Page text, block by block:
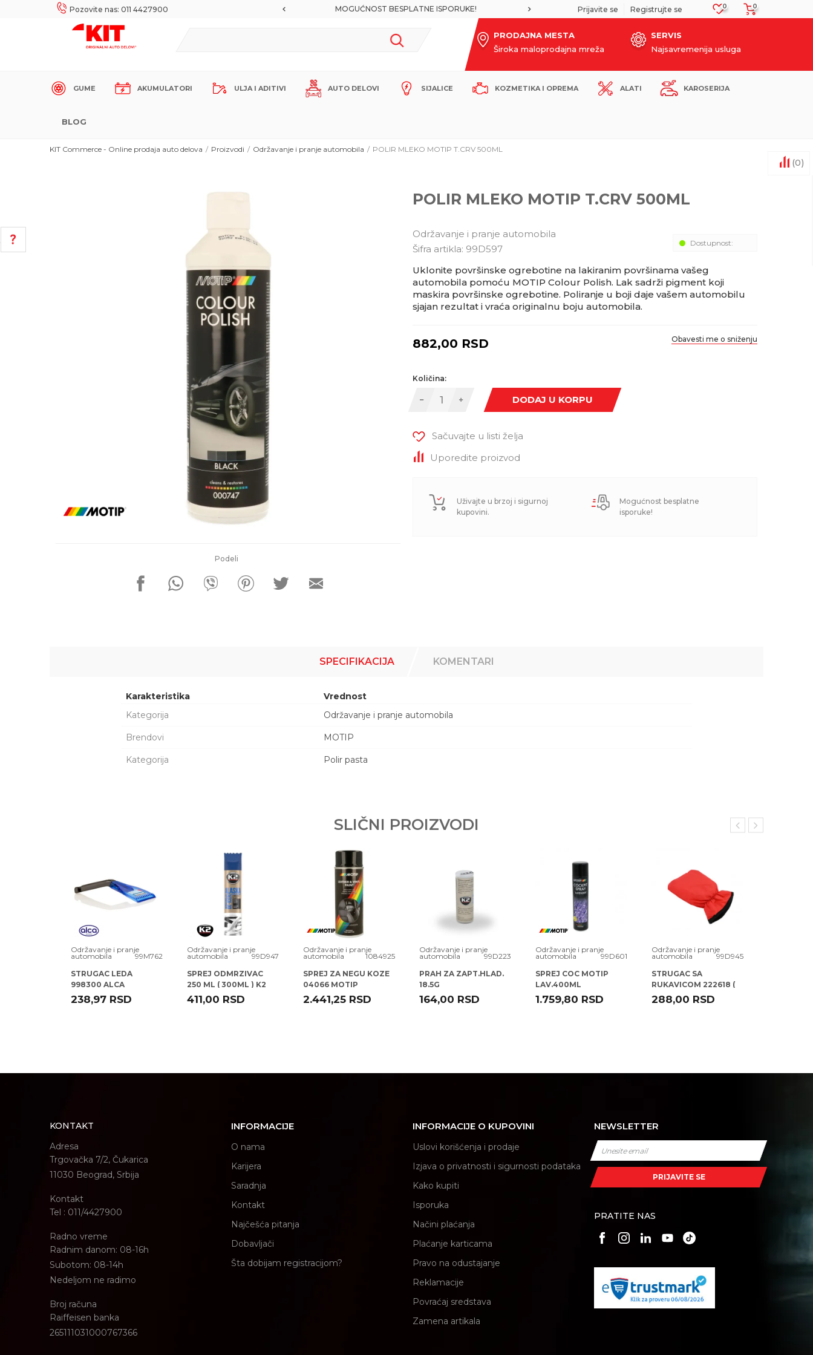
Pozovite nas: 011 4427900
SIGURNO PLAĆANJE PLATNIM KARTICAMA! MOGUĆNOST BESPLATNE ISPORUKE! SIGURNO PLAĆANJE PLATNIM KARTICAMA! 0
0
Prijavite se Registrujte se
PRODAJNA MESTA
Široka maloprodajna mreža
SERVIS
Najsavremenija usluga
GUME AKUMULATORI ULJA I ADITIVI AUTO DELOVI SIJALICE KOZMETIKA I OPREMA ALATI KAROSERIJA
BLOG
KIT Commerce - Online prodaja auto delova Proizvodi Održavanje i pranje automobila POLIR MLEKO MOTIP T.CRV 500ML
Podeli
POLIR MLEKO MOTIP T.CRV 500ML
Održavanje i pranje automobila
Šifra artikla: 99D597
Dostupnost:
Uklonite površinske ogrebotine na lakiranim površinama vašeg
automobila pomoću MOTIP Colour Polish. Lak sadrži pigment koji
maskira površinske ogrebotine. Poliranje u boji daje vašem automobilu
sjajan rezultat i vraća originalnu boju automobila.
882,00 RSD Obavesti me o sniženju
Količina:
DODAJ U KORPU
Sačuvajte u listi želja
Uporedite proizvod
Uživajte u brzoj i sigurnoj
kupovini.
Mogućnost besplatne
isporuke!
SPECIFIKACIJA KOMENTARI
Karakteristika
Vrednost
Kategorija
Održavanje i pranje automobila
Brendovi MOTIP
Kategorija Polir pasta
POŠALJI
SLIČNI PROIZVODI
Održavanje i pranje
automobila
99M762
STRUGAC LEDA
998300 ALCA
238,97 RSD
Održavanje i pranje
automobila
99D947
SPREJ ODMRZIVAC
250 ML ( 300ML ) K2
411,00 RSD
Održavanje i pranje
automobila
1084925
SPREJ ZA NEGU KOZE
04066 MOTIP
2.441,25 RSD
Održavanje i pranje
automobila
99D223
PRAH ZA ZAPT.HLAD.
18.5G
164,00 RSD
Održavanje i pranje
automobila
99D601
SPREJ COC MOTIP
LAV.400ML
1.759,80 RSD
Održavanje i pranje
automobila
99D945
STRUGAC SA
RUKAVICOM 222618 (
87381 ) HEADLINE
288,00 RSD
(0)
KONTAKT
Adresa
Trgovačka 7/2, Čukarica
11030 Beograd, Srbija
Kontakt
Tel : 011/4427900
Radno vreme
Radnim danom: 08-16h
Subotom: 08-14h
Nedeljom ne radimo
Broj računa
Raiffeisen banka
265111031000767366
INFORMACIJE
O nama
Karijera
Saradnja
Kontakt
Najčešća pitanja
Dobavljači
Šta dobijam registracijom?
INFORMACIJE O KUPOVINI
Uslovi korišćenja i prodaje
Izjava o privatnosti i sigurnosti podataka
Kako kupiti
Isporuka
Načini plaćanja
Plaćanje karticama
Pravo na odustajanje
Reklamacije
Povraćaj sredstava
Zamena artikala
NEWSLETTER
PRIJAVITE SE
PRATITE NAS